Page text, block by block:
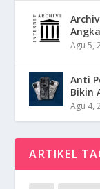
Agu 5,
Anti
Bikin
Agu 4,
ARTIKEL